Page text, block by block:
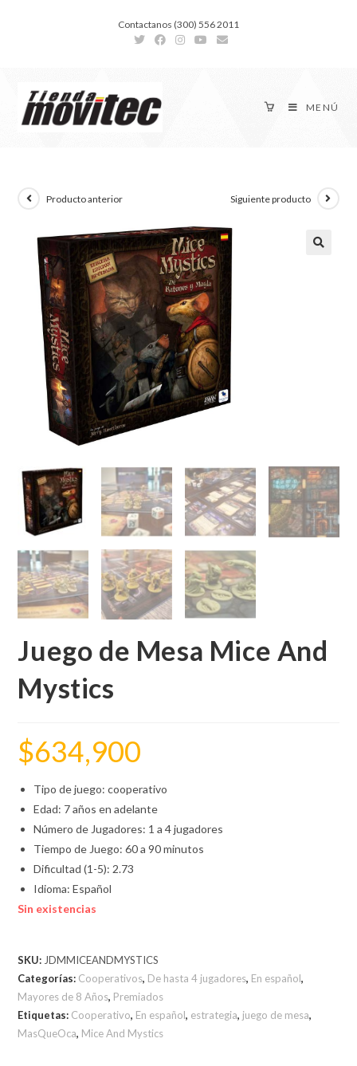
Contactanos (300) 556 2011
MENÚ
Producto anterior Siguiente producto
Juego de Mesa Mice And
Mystics
$634,900
Tipo de juego: cooperativo
Edad: 7 años en adelante
Número de Jugadores: 1 a 4 jugadores
Tiempo de Juego: 60 a 90 minutos
Dificultad (1-5): 2.73
Idioma: Español
Sin existencias
SKU: JDMMICEANDMYSTICS
Categorías: Cooperativos, De hasta 4 jugadores, En español,
Mayores de 8 Años, Premiados
Etiquetas: Cooperativo, En español, estrategia, juego de mesa,
MasQueOca, Mice And Mystics